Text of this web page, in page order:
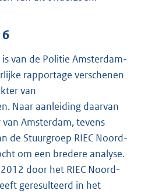
van de Politie Amsterdam-
rapportage verschenen
van
Naar aanleiding daarvan
Amsterdam, tevens
de Stuurgroep RIEC Noord-
om een bredere analyse.
door het RIEC Noord-
geresulteerd in het